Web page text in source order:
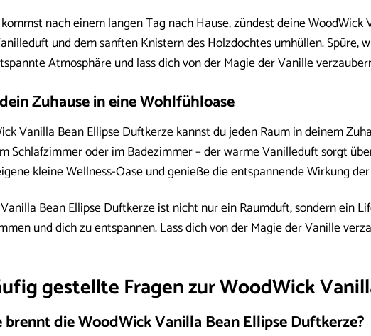
nach einem langen Tag nach Hause, zündest deine
und dem sanften Knistern des Holzdochtes umhüllen. Spüre,
Atmosphäre und lass dich von der Magie der Vanille
Zuhause in eine Wohlfühloase
Vanilla Bean Ellipse Duftkerze kannst du jeden Raum in deinem
Schlafzimmer oder im Badezimmer – der warme Vanilleduft sorgt
kleine Wellness-Oase und genieße die entspannende Wirkung
Bean Ellipse Duftkerze ist nicht nur ein Raumduft, sondern ein
und dich zu entspannen. Lass dich von der Magie der Vanille
gestellte Fragen zur WoodWick
brennt die WoodWick Vanilla Bean Ellipse Duftkerze?